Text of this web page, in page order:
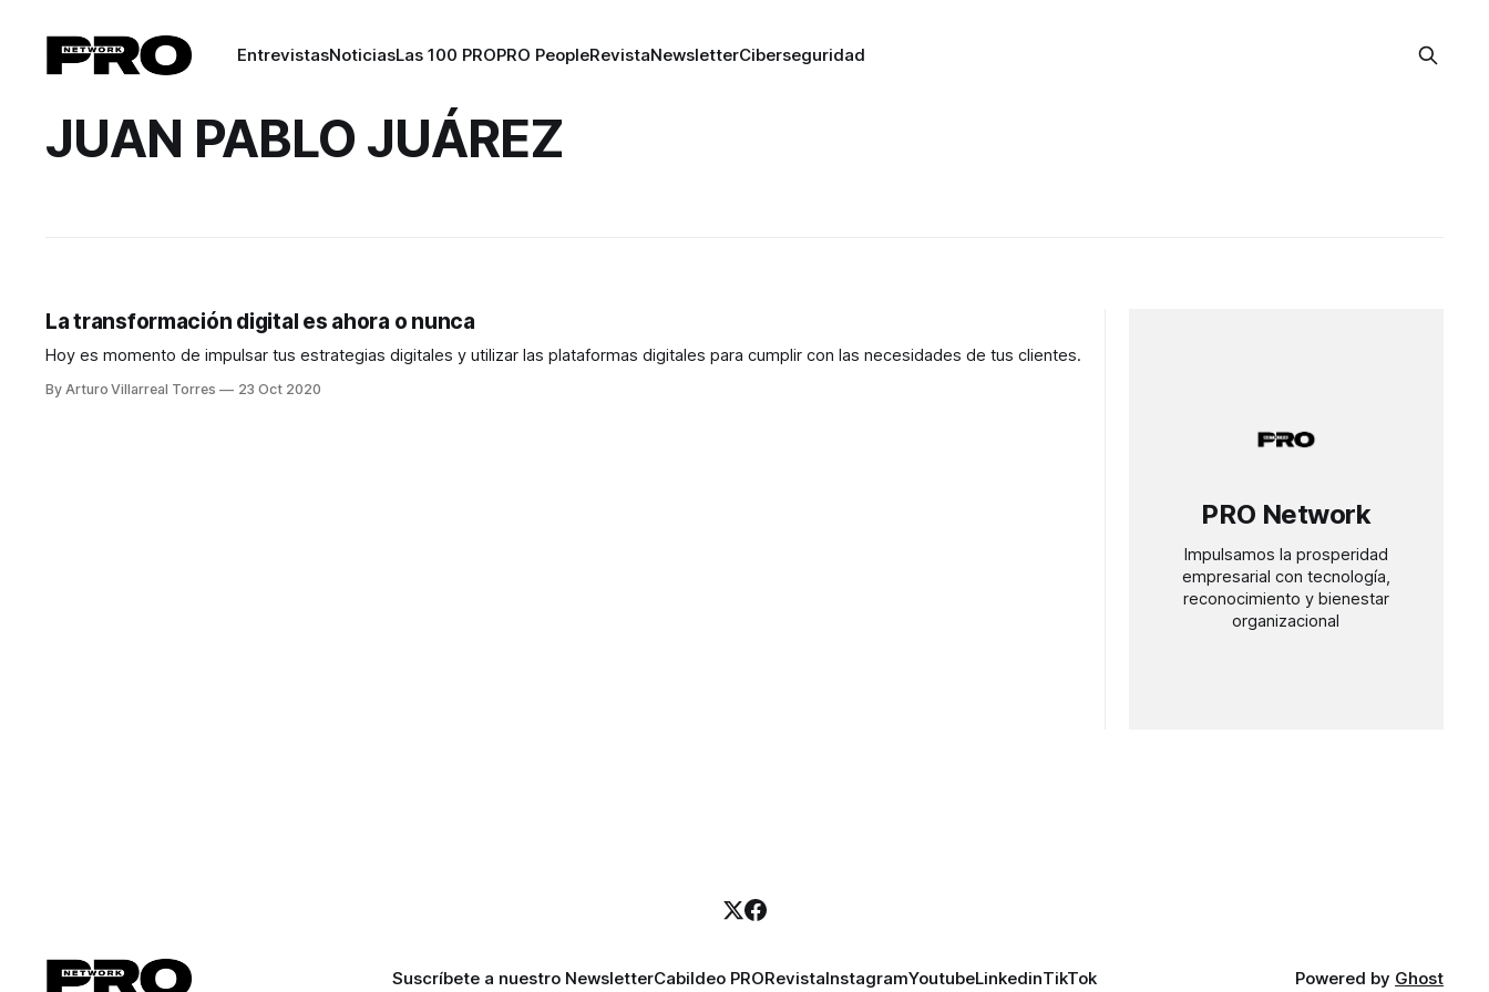
EntrevistasNoticiasLas 100 PROPRO PeopleRevistaNewsletterCiberseguridad
JUAN PABLO JUÁREZ
La transformación digital es ahora o nunca
Hoy es momento de impulsar tus estrategias digitales y utilizar las plataformas digitales para cumplir con las necesidades de tus clientes.
By Arturo Villarreal Torres 23 Oct 2020
PRO Network
Impulsamos la prosperidad
empresarial con tecnología,
reconocimiento y bienestar
organizacional
Suscríbete a nuestro NewsletterCabildeo PRORevistaInstagramYoutubeLinkedinTikTok Powered by Ghost